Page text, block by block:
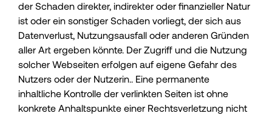
der Schaden direkter, indirekter oder finanzieller Natur
ist oder ein sonstiger Schaden vorliegt, der sich aus
Datenverlust, Nutzungsausfall oder anderen Gründen
aller Art ergeben könnte. Der Zugriff und die Nutzung
solcher Webseiten erfolgen auf eigene Gefahr des
Nutzers oder der Nutzerin.. Eine permanente
inhaltliche Kontrolle der verlinkten Seiten ist ohne
konkrete Anhaltspunkte einer Rechtsverletzung nicht